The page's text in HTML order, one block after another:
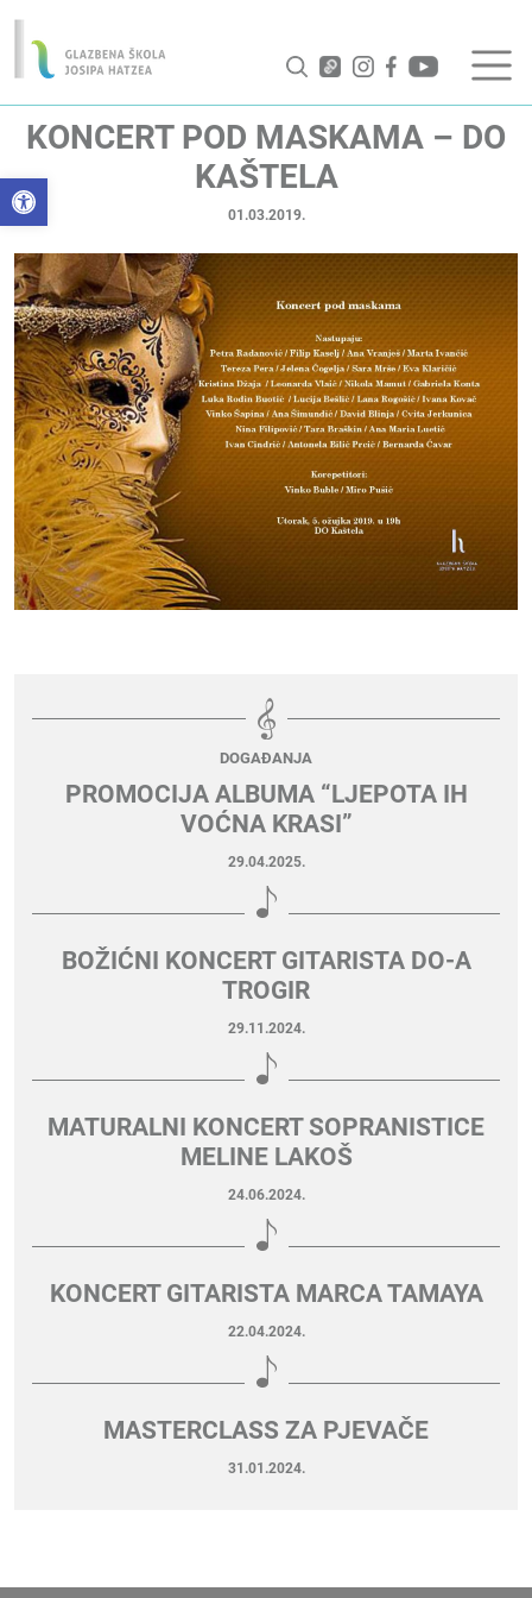
Open toolbar
KONCERT POD MASKAMA – DO
KAŠTELA
01.03.2019.
DOGAĐANJA
PROMOCIJA ALBUMA “LJEPOTA IH
VOĆNA KRASI”
29.04.2025.
BOŽIĆNI KONCERT GITARISTA DO-A
TROGIR
29.11.2024.
MATURALNI KONCERT SOPRANISTICE
MELINE LAKOŠ
24.06.2024.
KONCERT GITARISTA MARCA TAMAYA
22.04.2024.
MASTERCLASS ZA PJEVAČE
31.01.2024.